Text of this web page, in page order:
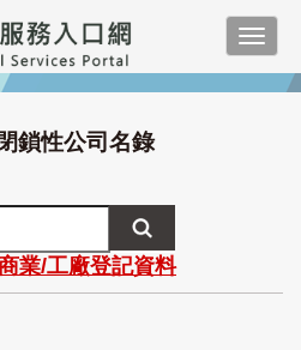
閉鎖性公司名錄
業/工廠登記資料